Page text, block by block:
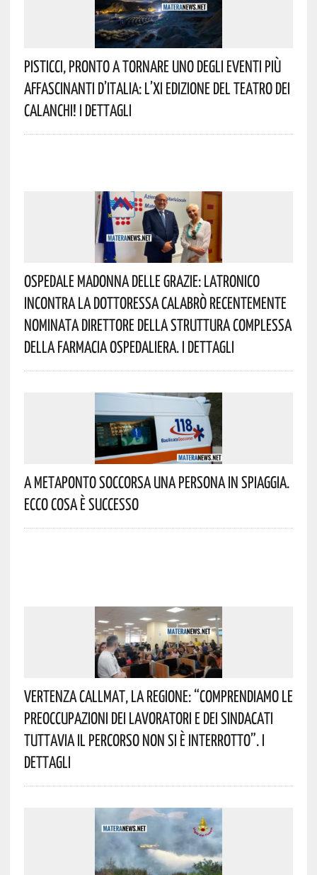
Pisticci, Pronto A Tornare Uno Degli Eventi Più
Affascinanti D’Italia: L’XI Edizione Del Teatro Dei
Calanchi! I Dettagli
Ospedale Madonna Delle Grazie: Latronico
Incontra La Dottoressa Calabrò Recentemente
Nominata Direttore Della Struttura Complessa
Della Farmacia Ospedaliera. I Dettagli
A Metaponto Soccorsa Una Persona In Spiaggia.
Ecco Cosa È Successo
Vertenza CallMat, La Regione: “comprendiamo Le
Preoccupazioni Dei Lavoratori E Dei Sindacati
Tuttavia Il Percorso Non Si È Interrotto”. I
Dettagli